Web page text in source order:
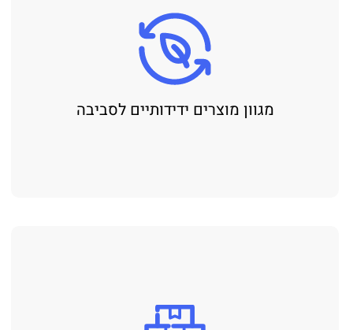
מגוון מוצרים ידידותיים לסביבה